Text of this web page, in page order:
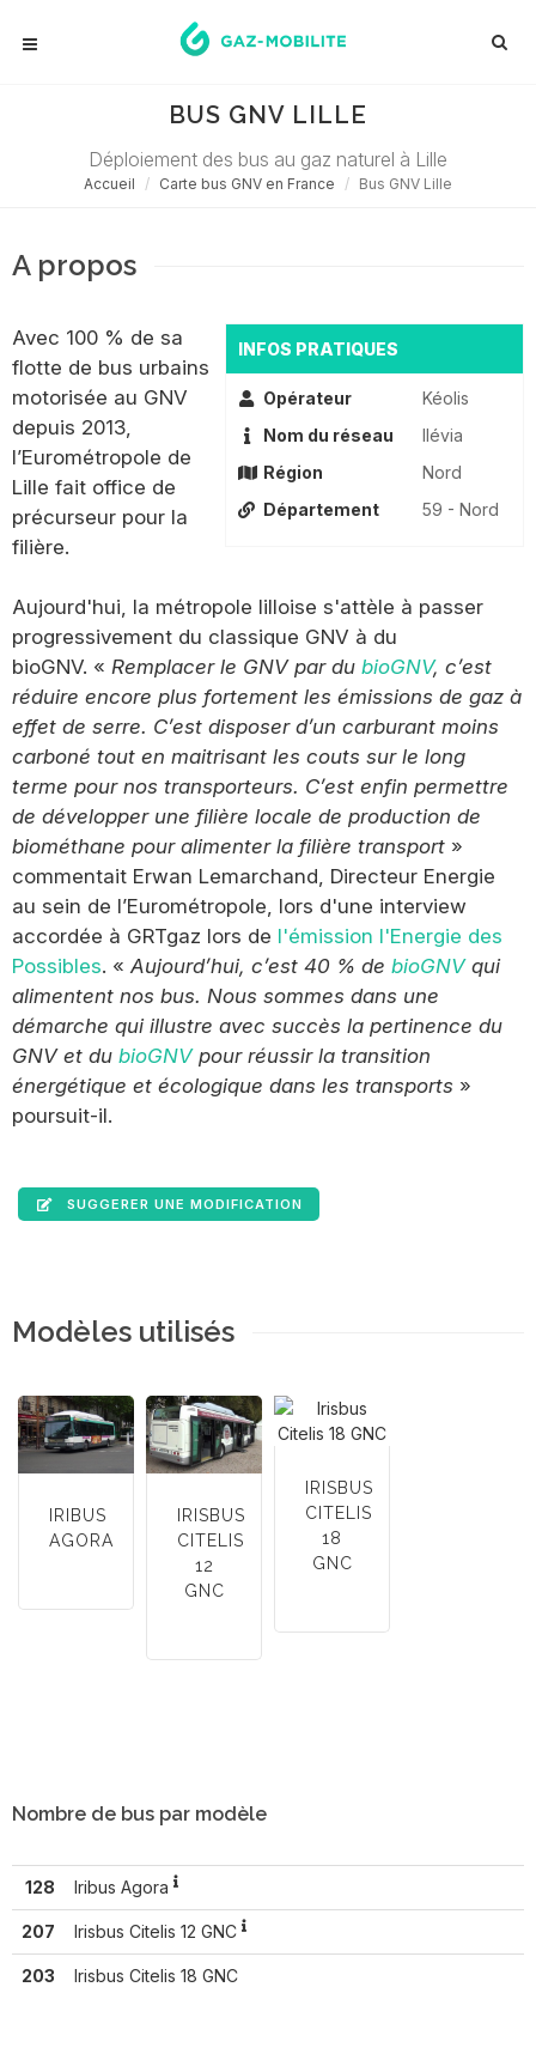
BUS GNV LILLE
Déploiement des bus au gaz naturel à Lille
Accueil Carte bus GNV en France Bus GNV Lille
A propos
INFOS PRATIQUES
Opérateur
Kéolis
Nom du réseau
Ilévia
Région
Nord
Département
59 - Nord
Avec 100 % de sa
flotte de bus urbains
motorisée au GNV
depuis 2013,
l’Eurométropole de
Lille fait office de
précurseur pour la
filière.
Aujourd'hui, la métropole lilloise s'attèle à passer
progressivement du classique GNV à du
bioGNV. « Remplacer le GNV par du bioGNV, c’est
réduire encore plus fortement les émissions de gaz à
effet de serre. C’est disposer d’un carburant moins
carboné tout en maitrisant les couts sur le long
terme pour nos transporteurs. C’est enfin permettre
de développer une filière locale de production de
biométhane pour alimenter la filière transport »
commentait Erwan Lemarchand, Directeur Energie
au sein de l’Eurométropole, lors d'une interview
accordée à GRTgaz lors de l'émission l'Energie des
Possibles. «Aujourd’hui, c’est 40 % de bioGNVqui
alimentent nos bus. Nous sommes dans une
démarche qui illustre avec succès la pertinence du
GNV et du bioGNVpour réussir la transition
énergétique et écologique dans les transports »
poursuit-il.
SUGGERER UNE MODIFICATION
Modèles utilisés
IRIBUS
AGORA
IRISBUS
CITELIS
12
GNC
IRISBUS
CITELIS
18
GNC
Nombre de bus par modèle
128 Iribus Agora
207 Irisbus Citelis 12 GNC
203 Irisbus Citelis 18 GNC